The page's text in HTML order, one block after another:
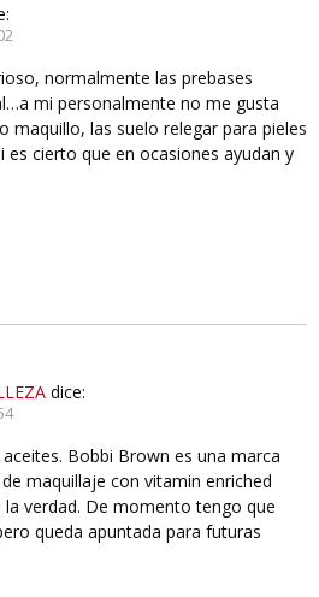
normalmente las prebases
mi personalmente no me gusta
maquillo, las suelo relegar para pieles
cierto que en ocasiones ayudan y
dice:
Bobbi Brown es una marca
maquillaje con vitamin enriched
verdad. De momento tengo que
queda apuntada para futuras